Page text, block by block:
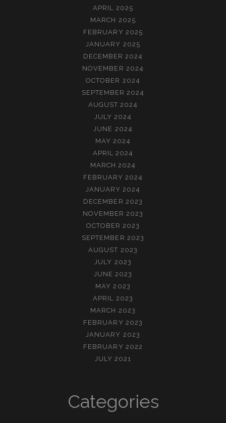
APRIL 2025
MARCH 2025
FEBRUARY 2025
JANUARY 2025
DECEMBER 2024
NOVEMBER 2024
OCTOBER 2024
SEPTEMBER 2024
AUGUST 2024
JULY 2024
JUNE 2024
MAY 2024
APRIL 2024
MARCH 2024
FEBRUARY 2024
JANUARY 2024
DECEMBER 2023
NOVEMBER 2023
OCTOBER 2023
SEPTEMBER 2023
AUGUST 2023
JULY 2023
JUNE 2023
MAY 2023
APRIL 2023
MARCH 2023
FEBRUARY 2023
JANUARY 2023
FEBRUARY 2022
JULY 2021
Categories